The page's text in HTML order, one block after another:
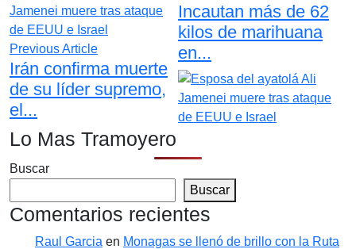
Previous Article
Irán confirma muerte
de su líder supremo,
el...
Incautan más de 62
kilos de marihuana
en...
Lo Mas Tramoyero
Buscar
Buscar
Comentarios recientes
Raul Garcia en Monagas se llenó de brillo con la Ruta